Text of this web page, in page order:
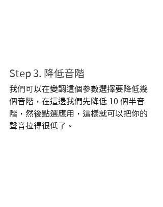
Step 3. 降低音階
我們可以在變調這個參數選擇要降低幾
個音階，在這邊我們先降低 10 個半音
階，然後點選應用，這樣就可以把你的
聲音拉得很低了。